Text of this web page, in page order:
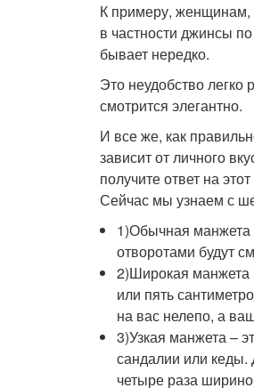
К примеру, женщинам,
в частности джинсы
бывает нередко.
Это неудобство легко
смотрится элегантно.
И все же, как
зависит от личного
получите ответ на
Сейчас мы узнаем с
1)Обычная манжета
отворотами будут
2)Широкая манжета
или пять
на вас нелепо, а
3)Узкая манжета –
сандалии или кеды.
четыре раза